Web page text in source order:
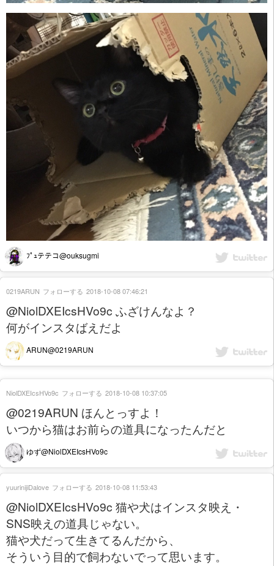
ﾌﾟｭテテコ@ouksugmi
@NiolDXEIcsHVo9c ふざけんなよ？
何がインスタばえだよ
ARUN@0219ARUN
0219ARUN フォローする 2018-10-08 07:46:21
@0219ARUN ほんとっすよ！
いつから猫はお前らの道具になったんだと
ゆず@NiolDXEIcsHVo9c
NiolDXEIcsHVo9c フォローする 2018-10-08 10:37:05
@NiolDXEIcsHVo9c 猫や犬はインスタ映え・
SNS映えの道具じゃない。
猫や犬だって生きてるんだから、
そういう目的で飼わないでって思います。
yuurinijiDalove フォローする 2018-10-08 11:53:43